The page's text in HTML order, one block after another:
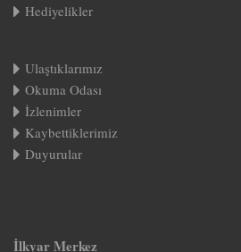
Hediyelikler
Ulaştıklarımız
Okuma Odası
İzlenimler
Kaybettiklerimiz
Duyurular
İlkyar Merkez